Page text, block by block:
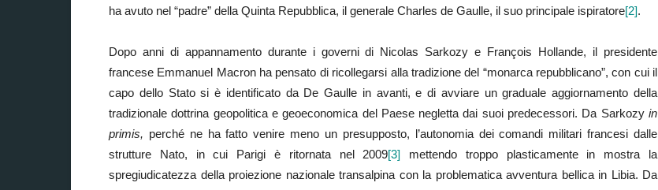
ha avuto nel “padre” della Quinta Repubblica, il generale Charles de Gaulle, il suo principale ispiratore[2].
Dopo anni di appannamento durante i governi di Nicolas Sarkozy e François Hollande, il presidente
francese Emmanuel Macron ha pensato di ricollegarsi alla tradizione del “monarca repubblicano”, con cui il
capo dello Stato si è identificato da De Gaulle in avanti, e di avviare un graduale aggiornamento della
tradizionale dottrina geopolitica e geoeconomica del Paese negletta dai suoi predecessori. Da Sarkozy in
primis, perché ne ha fatto venire meno un presupposto, l’autonomia dei comandi militari francesi dalle
strutture Nato, in cui Parigi è ritornata nel 2009[3] mettendo troppo plasticamente in mostra la
spregiudicatezza della proiezione nazionale transalpina con la problematica avventura bellica in Libia. Da